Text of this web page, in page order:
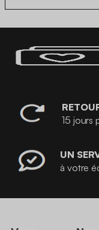
15 jours
UN
à votre